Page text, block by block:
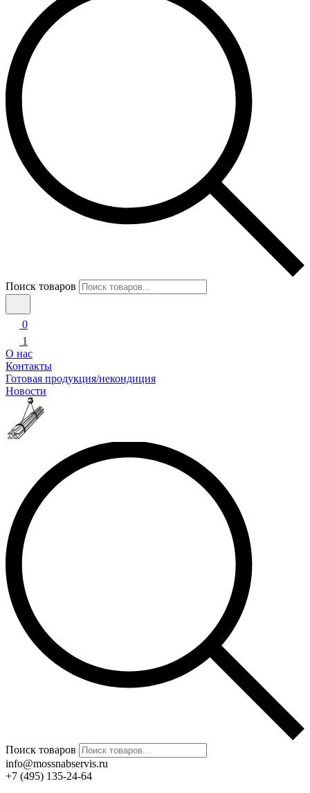
Поиск товаров
0
1
О нас
Контакты
Готовая продукция/некондиция
Новости
Поиск товаров
info@mossnabservis.ru
+7 (495) 135-24-64